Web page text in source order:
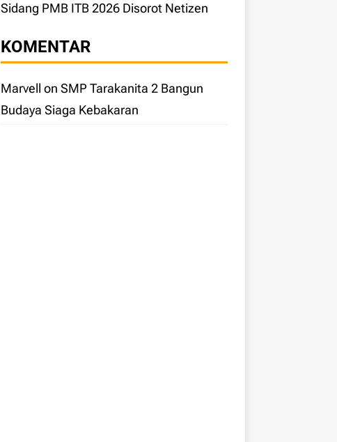
Sidang PMB ITB 2026 Disorot Netizen
KOMENTAR
Marvell on SMP Tarakanita 2 Bangun
Budaya Siaga Kebakaran